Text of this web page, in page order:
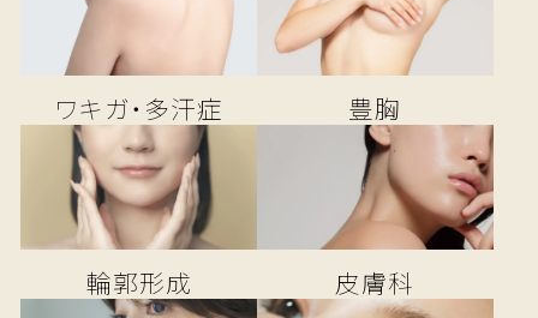
ワキガ・多汗症 豊胸
輪郭形成 皮膚科